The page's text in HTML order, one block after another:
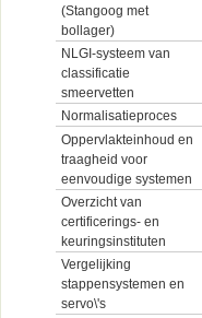
(Stangoog met
bollager)
NLGI-systeem van
classificatie
smeervetten
Normalisatieproces
Oppervlakteinhoud en
traagheid voor
eenvoudige systemen
Overzicht van
certificerings- en
keuringsinstituten
Vergelijking
stappensystemen en
servo\'s